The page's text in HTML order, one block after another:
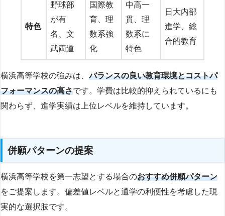
特色
野球部
が有
名、文
武両道
国際教
育、理
数系強
化
中高一
貫、理
数系に
特色
日大内部
進学、総
合的教育
横浜高等学校の強みは、バランスの良い教育環境とコストパ
フォーマンスの高さです。学費は比較的抑えられているにも
関わらず、進学実績は上位レベルを維持しています。
併願パターンの提案
横浜高等学校を第一志望とする場合のおすすめ併願パターン
をご提案します。偏差値レベルと通学の利便性を考慮した現
実的な選択肢です。